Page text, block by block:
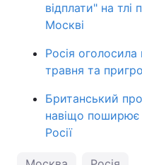
відплати" на тлі
Москві
Росія
травня та
Британський
навіщо поширює
Росії